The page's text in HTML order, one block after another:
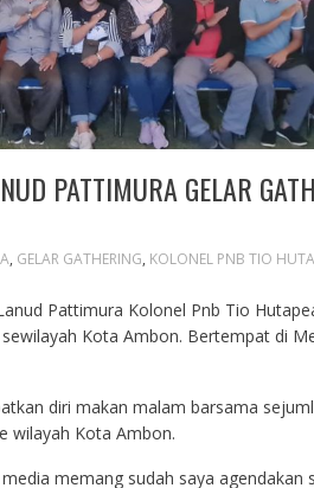
PATTIMURA GELAR
, GELAR GATHERING, KOLONEL PNB TIO
Pattimura Kolonel Pnb Tio
Kota Ambon. Bertempat di
diri makan malam barsama
wilayah Kota Ambon.
memang sudah saya agendakan